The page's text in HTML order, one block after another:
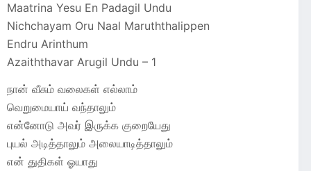
Maatrina Yesu En Padagil Undu
Nichchayam Oru Naal Maruththalippen
Endru Arinthum
Azaiththavar Arugil Undu – 1
நான் வீசும் வலைகள் எல்லாம்
வெறுமையாய் வந்தாலும்
என்னோடு அவர் இருக்க குறையேது
புயல் அடித்தாலும் அலையாடித்தாலும்
என் துதிகள் ஓயாது